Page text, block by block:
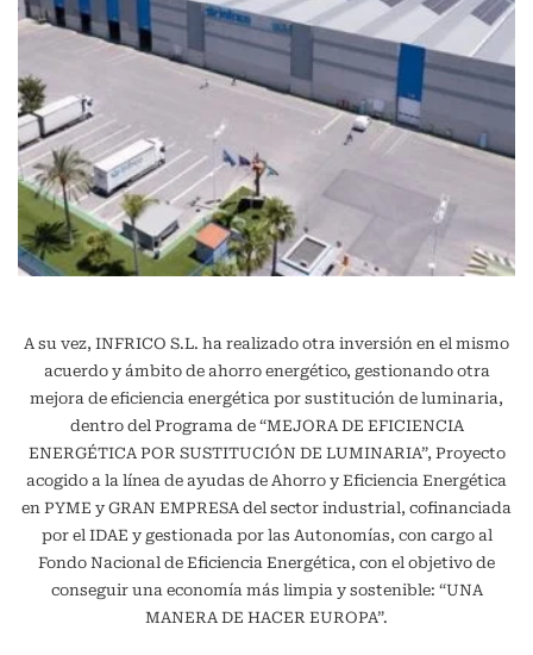
A su vez, INFRICO S.L. ha realizado otra inversión en el mismo
acuerdo y ámbito de ahorro energético, gestionando otra
mejora de eficiencia energética por sustitución de luminaria,
dentro del Programa de “MEJORA DE EFICIENCIA
ENERGÉTICA POR SUSTITUCIÓN DE LUMINARIA”, Proyecto
acogido a la línea de ayudas de Ahorro y Eficiencia Energética
en PYME y GRAN EMPRESA del sector industrial, cofinanciada
por el IDAE y gestionada por las Autonomías, con cargo al
Fondo Nacional de Eficiencia Energética, con el objetivo de
conseguir una economía más limpia y sostenible: “UNA
MANERA DE HACER EUROPA”.